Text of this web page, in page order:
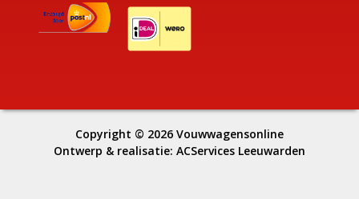
Copyright © 2026 Vouwwagensonline
Ontwerp & realisatie: ACServices Leeuwarden